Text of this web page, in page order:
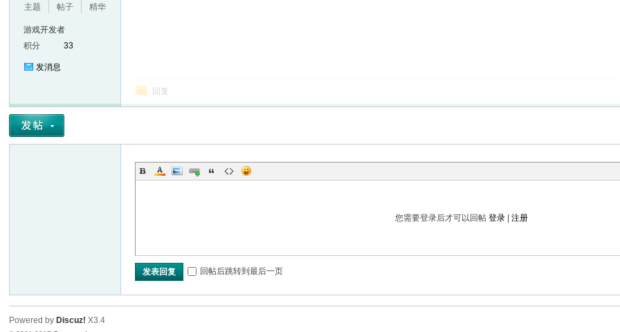
主题
帖子
精华
游戏开发者
积分
33
发消息
回复
您需要登录后才可以回帖登录 |注册
发表回复 回帖后跳转到最后一页
Powered by Discuz! X3.4